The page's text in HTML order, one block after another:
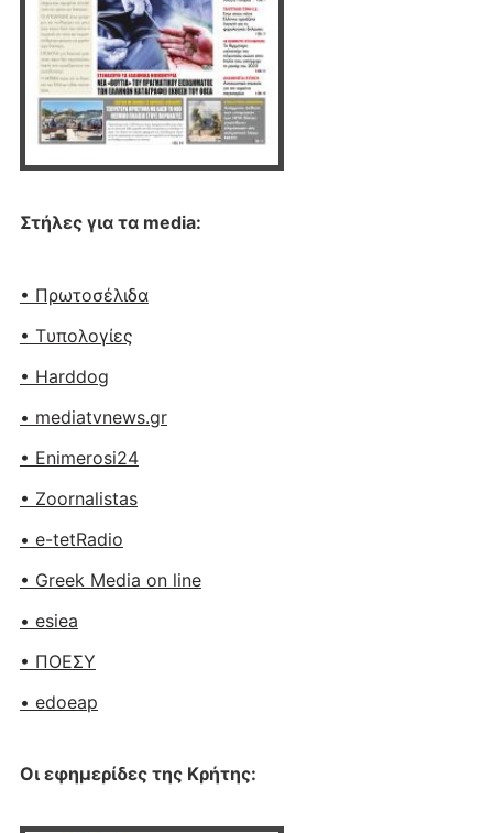
Στήλες για τα media:
• Πρωτοσέλιδα
• Tυπολογίες
• Harddog
• mediatvnews.gr
• Enimerosi24
• Zoornalistas
• e-tetRadio
• Greek Media on line
• esiea
• ΠΟΕΣΥ
• edoeap
Οι εφημερίδες της Κρήτης: